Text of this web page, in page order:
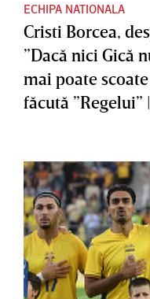
ECHIPA NATIONALA
Cristi Borcea,
”Dacă nici Gică
mai poate
făcută ”Regelui”